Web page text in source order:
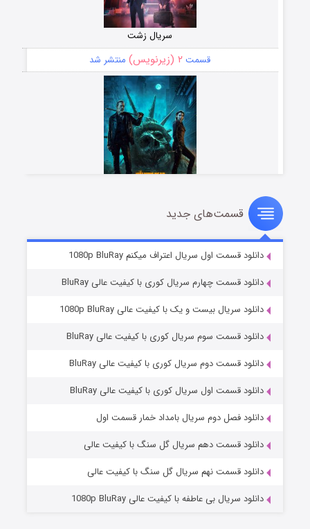
سریال زشت
قسمت ۲ (زیرنویس) منتشر شد
مردگان متحرک: شهر مرده ۳
قسمت۲ (زیرنویس) منتشر شد
شکست استوارت در نجات جهان
قسمت۷ (زیرنویس) منتشر شد
قسمت‌های جدید
دانلود قسمت اول سریال اعتراف میکنم 1080p BluRay
دانلود قسمت چهارم سریال کوری با کیفیت عالی BluRay
دانلود سریال بیست و یک با کیفیت عالی 1080p BluRay
دانلود قسمت سوم سریال کوری با کیفیت عالی BluRay
دانلود قسمت دوم سریال کوری با کیفیت عالی BluRay
دانلود قسمت اول سریال کوری با کیفیت عالی BluRay
دانلود فصل دوم سریال بامداد خمار قسمت اول
دانلود قسمت دهم سریال گل سنگ با کیفیت عالی
دانلود قسمت نهم سریال گل سنگ با کیفیت عالی
دانلود سریال بی عاطفه با کیفیت عالی 1080p BluRay